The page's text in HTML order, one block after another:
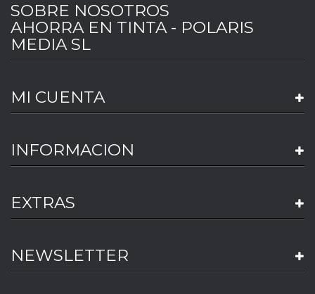
SOBRE NOSOTROS
AHORRA EN TINTA - POLARIS
MEDIA SL
MI CUENTA
INFORMACION
EXTRAS
NEWSLETTER